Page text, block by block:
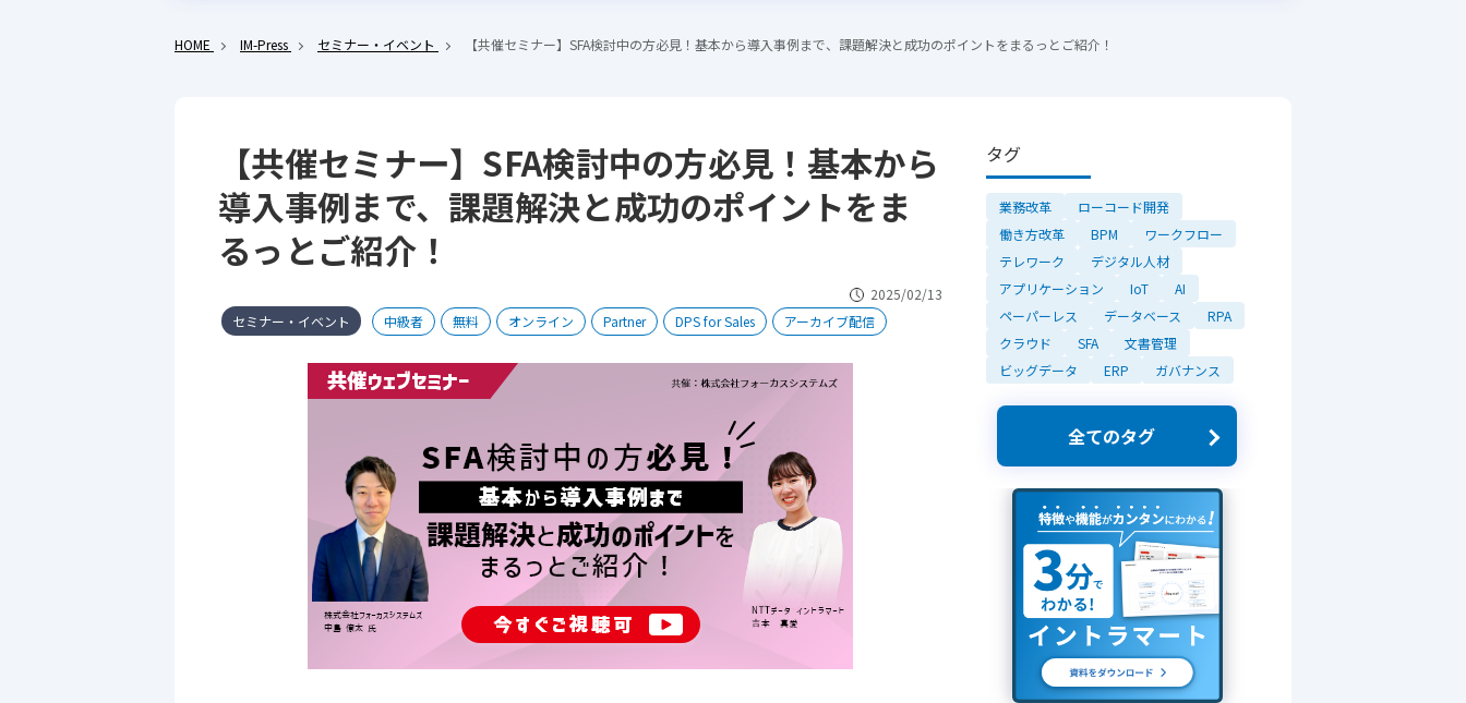
HOME IM-Press セミナー・イベント 【共催セミナー】SFA検討中の方必見！基本から導入事例まで、課題解決と成功のポイントをまるっとご紹介！
【共催セミナー】SFA検討中の方必見！基本から
導入事例まで、課題解決と成功のポイントをま
るっとご紹介！
2025/02/13
セミナー・イベント
中級者 無料 オンライン Partner DPS for Sales アーカイブ配信
タグ
業務改革
ローコード開発
働き方改革
BPM
ワークフロー
テレワーク
デジタル人材
アプリケーション
IoT
AI
ペーパーレス
データベース
RPA
クラウド
SFA
文書管理
ビッグデータ
ERP ガバナンス
全てのタグ